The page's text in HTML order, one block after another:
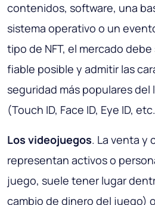
contenidos, software, una
sistema operativo o un
tipo de NFT, el mercado
fiable posible y admitir las
seguridad más populares del
(Touch ID, Face ID, Eye ID,
Los videojuegos. La venta y
representan activos o
juego, suele tener lugar
cambio de dinero del juego)